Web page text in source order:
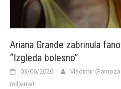
Ariana Grande zabrinula
“Izgleda bolesno”
03/06/2026 Vladimir
miljenje!